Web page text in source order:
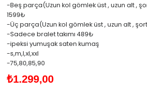
-Beş parça(Uzun kol gömlek üst , uzun alt ,
1599₺
-Üç parça(Uzun kol gömlek üst , uzun alt ,
-Sadece bralet takımı 489₺
-ipeksi yumuşak saten kumaş
-s,m,l,xl,xxl
-75,80,85,90
₺1.299,00